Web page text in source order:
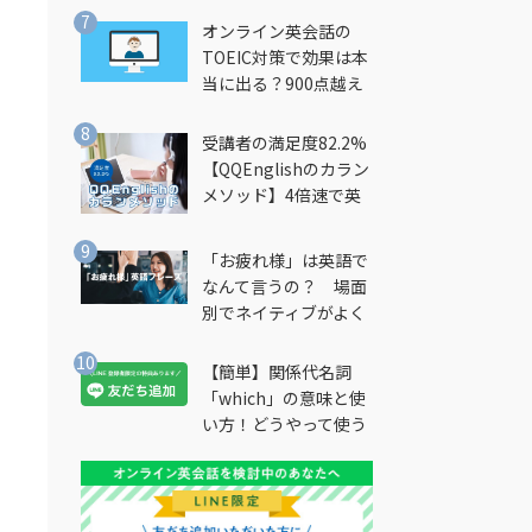
オンライン英会話の
TOEIC対策で効果は本
当に出る？900点越え
受講者の満足度82.2%
【QQEnglishのカラン
メソッド】4倍速で英
法とは？
「お疲れ様」は英語で
なんて言うの？ 場面
別でネイティブがよく
説
【簡単】関係代名詞
「which」の意味と使
い方！どうやって使う